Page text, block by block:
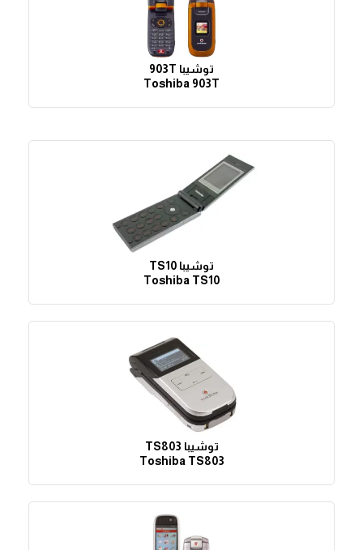
توشيبا 903T
Toshiba 903T
توشيبا TS10
Toshiba TS10
توشيبا TS803
Toshiba TS803